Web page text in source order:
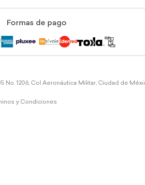
Formas de pago
No. 1206, Col Aeronáutica Militar, Ciudad de
y Condiciones